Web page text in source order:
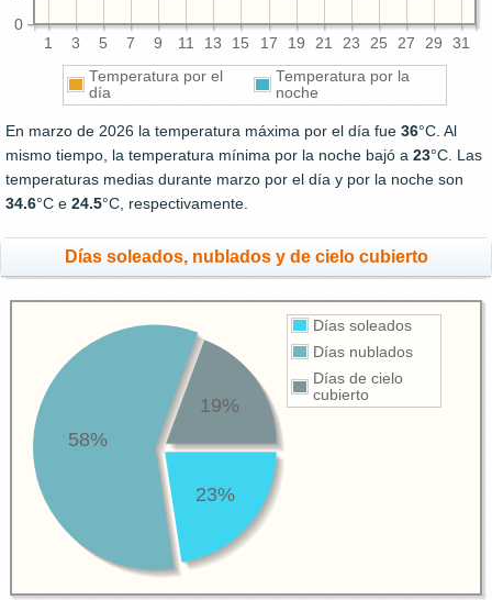
1 3 5 7 9 11 13 15 17 19 21 23 25 27 29 31
0
Temperatura por el
día
Temperatura por la
noche
En marzo de 2026 la temperatura máxima por el día fue 36°C. Al
mismo tiempo, la temperatura mínima por la noche bajó a 23°C. Las
temperaturas medias durante marzo por el día y por la noche son
34.6°C e 24.5°C, respectivamente.
Días soleados, nublados y de cielo cubierto
Días soleados
Días nublados
Días de cielo
cubierto
23%
58%
19%